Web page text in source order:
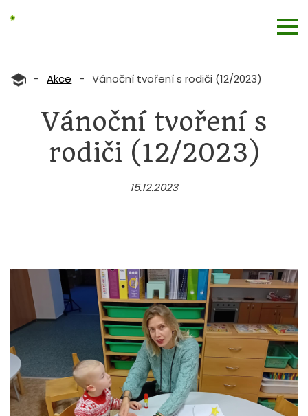
- Akce - Vánoční tvoření s rodiči (12/2023)
Vánoční tvoření s
rodiči (12/2023)
15.12.2023